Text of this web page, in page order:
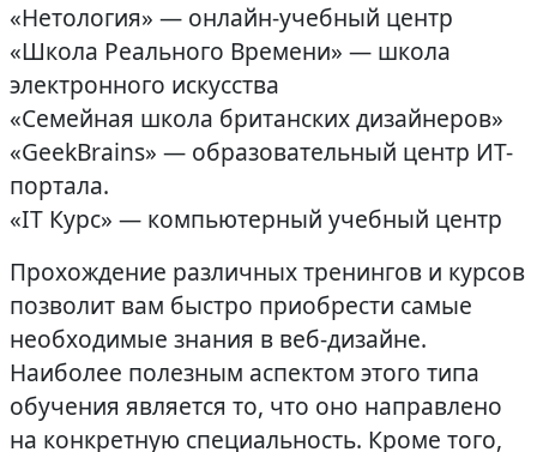
«Нетология» — онлайн-учебный центр
«Школа Реального Времени» — школа
электронного искусства
«Семейная школа британских дизайнеров»
«GeekBrains» — образовательный центр ИТ-
портала.
«IT Курс» — компьютерный учебный центр
Прохождение различных тренингов и курсов
позволит вам быстро приобрести самые
необходимые знания в веб-дизайне.
Наиболее полезным аспектом этого типа
обучения является то, что оно направлено
на конкретную специальность. Кроме того,